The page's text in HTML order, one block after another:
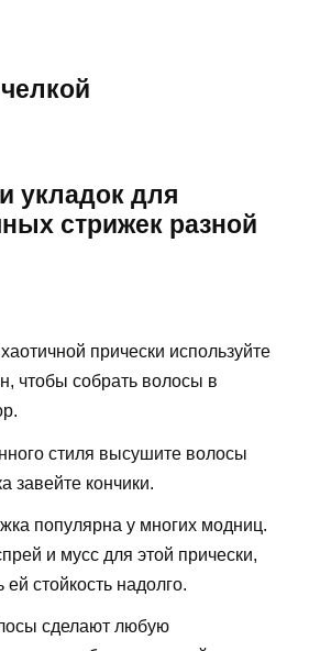
укладок для
стрижек разной
прически используйте
чтобы собрать волосы в
стиля высушите волосы
завейте кончики.
популярна у многих модниц.
и мусс для этой прически,
ей стойкость надолго.
сделают любую